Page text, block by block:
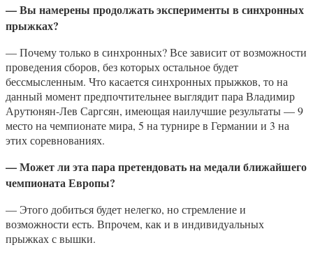
— Вы намерены продолжать эксперименты в синхронных
прыжках?
— Почему только в синхронных? Все зависит от возможности
проведения сборов, без которых остальное будет
бессмысленным. Что касается синхронных прыжков, то на
данный момент предпочтительнее выглядит пара Владимир
Арутюнян-Лев Саргсян, имеющая наилучшие результаты — 9
место на чемпионате мира, 5 на турнире в Германии и 3 на
этих соревнованиях.
— Может ли эта пара претендовать на медали ближайшего
чемпионата Европы?
— Этого добиться будет нелегко, но стремление и
возможности есть. Впрочем, как и в индивидуальных
прыжках с вышки.